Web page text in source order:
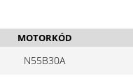
MOTORKÓD
N55B30A